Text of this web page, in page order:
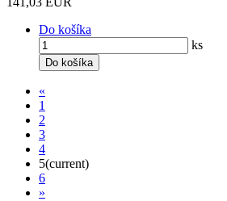
Do košíka
ks
Do košíka
«
1
2
3
4
5(current)
6
»